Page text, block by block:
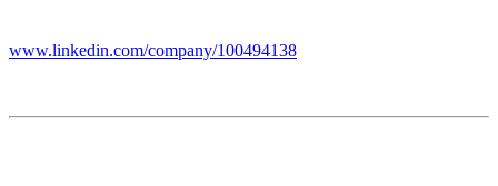
www.linkedin.com/company/100494138